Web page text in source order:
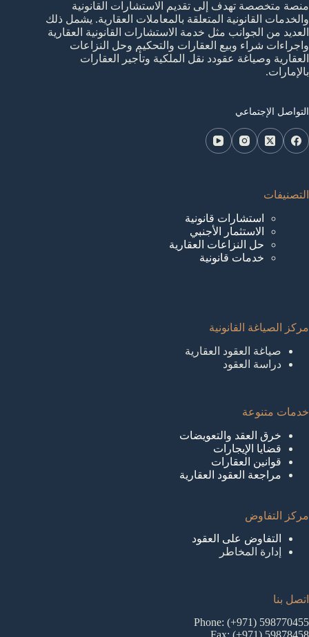
منصة متخصصة تهدف إلى تقديم الاستشارات القانونية
والخدمات القانونية المتعلقة بالمعاملات العقارية. يشمل ذلك
العديد من الجوانب مثل خدمة الاستشارات القانونية العقارية
واجراءات شراء وبيع العقارات والتحكيم وحل النزاعات
العقارية وصياغة عقودد نقل الملكية وتأجير العقارات
بالإمارات.
التواصل الإجتماعي
التصنيفات
استشارات قانونية
الاستثمار الأجنبي
حل النزاعات العقارية
خدمات قانونية
مركز الصياغة القانونية
صياغة العقود العقارية
دراسة العقود
خدمات متنوعة
خرق العقد والتعويضات
قضايا الإيجارات
قوانين العقارات
مراجعة العقود العقارية
مركز التفاوض
التفاوض على العقود
إدارة المخاطر
اتصل بنا
Phone: (+971) 598770455